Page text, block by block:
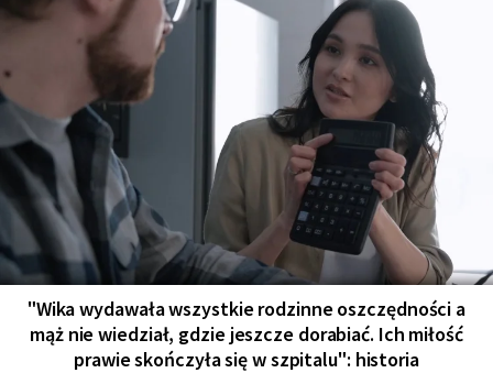
"Wika wydawała wszystkie rodzinne oszczędności a
mąż nie wiedział, gdzie jeszcze dorabiać. Ich miłość
prawie skończyła się w szpitalu": historia